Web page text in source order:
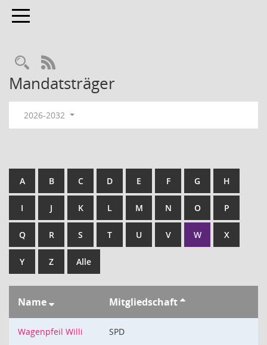
Toggle navigation
RSS-Feed
Mandatsträger
2026-2032
A B C D E F G H
I J K L M N O P
Q R S T U V W X
Y Z Alle
Name Mitgliedschaft
Wagenpfeil Willi SPD